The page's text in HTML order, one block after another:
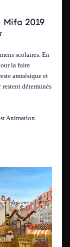
2019
scolaires. En
la foire
amnésique et
déterminés
Animation